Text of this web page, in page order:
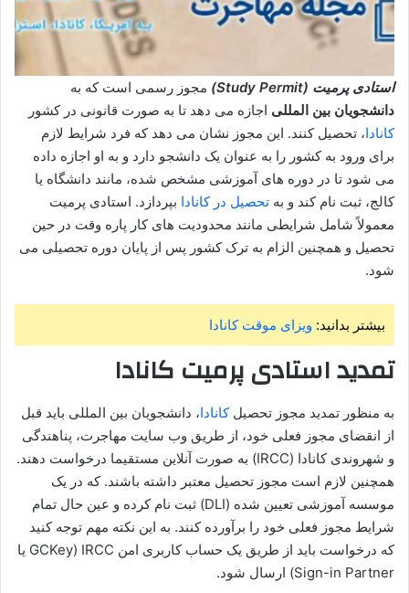
استادی پرمیت (Study Permit)
مجوز رسمی است که به
دانشجویان بین‌ المللی اجازه می‌ دهد تا به صورت قانونی در کشور
کانادا، تحصیل کنند. این مجوز نشان می‌ دهد که فرد شرایط لازم
برای ورود به کشور را به عنوان یک دانشجو دارد و به او اجازه داده
می‌ شود تا در دوره‌ های آموزشی مشخص شده، مانند دانشگاه یا
کالج، ثبت‌ نام کند و به تحصیل در کانادا بپردازد. استادی پرمیت
معمولاً شامل شرایطی مانند محدودیت‌ های کار پاره‌ وقت در حین
تحصیل و همچنین الزام به ترک کشور پس از پایان دوره تحصیلی می‌
شود.
بیشتر بدانید: ویزای موقت کانادا
تمدید استادی پرمیت کانادا
به منظور تمدید مجوز تحصیلکانادا، دانشجویان بین‌ المللی باید قبل
از انقضای مجوز فعلی خود، از طریق وب‌ سایت مهاجرت، پناهندگی
و شهروندی کانادا (IRCC) به صورت آنلاین مستقیما درخواست دهند.
همچنین لازم است مجوز تحصیل معتبر داشته باشند. که در یک
موسسه آموزشی تعیین‌ شده (DLI) ثبت‌ نام کرده و عین حال تمام
شرایط مجوز فعلی خود را برآورده کنند. به این نکته مهم توجه کنید
که درخواست باید از طریق یک حساب کاربری امن IRCC (GCKey یا
Sign-in Partner) ارسال شود.